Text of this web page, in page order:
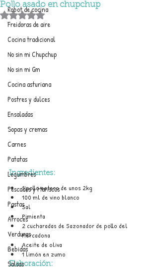
Robot de cocina
Freidoras de aire
Cocina tradicional
No sin mi Chupchup
No sin mi Gm
Cocina asturiana
Postres y dulces
Ensaladas
Sopas y cremas
Carnes
Patatas
Legumbres
Pescados y Mariscos
Pastas
Arroces
Verduras
Bebidas
Salsas
Pollo asado en chupchup
Obtuvo NaN de 5 estrellas.
Ingredientes:
1 pollo entero de unos 2kg
100 ml de vino blanco
Sal
Pimienta
2 cucharadas de Sazonador de pollo del
Mercadona
Aceite de oliva
1 limón en zumo
Elaboración: